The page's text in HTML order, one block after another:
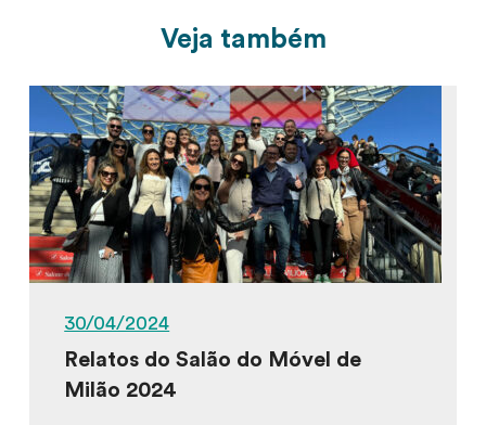
Veja também
30/04/2024
Relatos do Salão do Móvel de
Milão 2024